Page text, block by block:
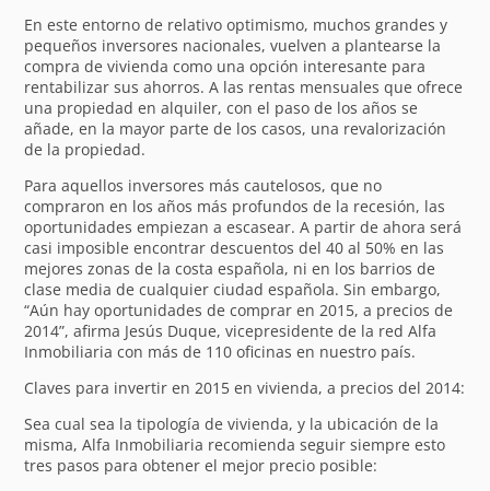
En este entorno de relativo optimismo, muchos grandes y
pequeños inversores nacionales, vuelven a plantearse la
compra de vivienda como una opción interesante para
rentabilizar sus ahorros. A las rentas mensuales que ofrece
una propiedad en alquiler, con el paso de los años se
añade, en la mayor parte de los casos, una revalorización
de la propiedad.
Para aquellos inversores más cautelosos, que no
compraron en los años más profundos de la recesión, las
oportunidades empiezan a escasear. A partir de ahora será
casi imposible encontrar descuentos del 40 al 50% en las
mejores zonas de la costa española, ni en los barrios de
clase media de cualquier ciudad española. Sin embargo,
“Aún hay oportunidades de comprar en 2015, a precios de
2014”, afirma Jesús Duque, vicepresidente de la red Alfa
Inmobiliaria con más de 110 oficinas en nuestro país.
Claves para invertir en 2015 en vivienda, a precios del 2014:
Sea cual sea la tipología de vivienda, y la ubicación de la
misma, Alfa Inmobiliaria recomienda seguir siempre esto
tres pasos para obtener el mejor precio posible: